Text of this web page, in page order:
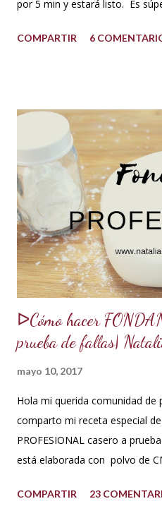
por 5 min y estará listo. Es
USOS: Siempre que
porque el producto estaba
porque la receta era básica
de batido liviano como el
tortas y pasteles te quedarán
sabrosos. Los jarabes pueden
acuerdo a los ingredientes que
una...
COMPARTIR 6
ᐅCómo hacer
prueba de fallas|
mayo 10, 2017
Hola mi querida comunidad de
comparto mi receta especial
PROFESIONAL casero a
está elaborada con polvo de
que le aportan a la masa
COMPARTIR 23